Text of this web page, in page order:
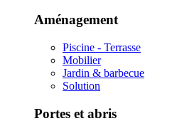
Aménagement
Piscine - Terrasse
Mobilier
Jardin & barbecue
Solution
Portes et abris